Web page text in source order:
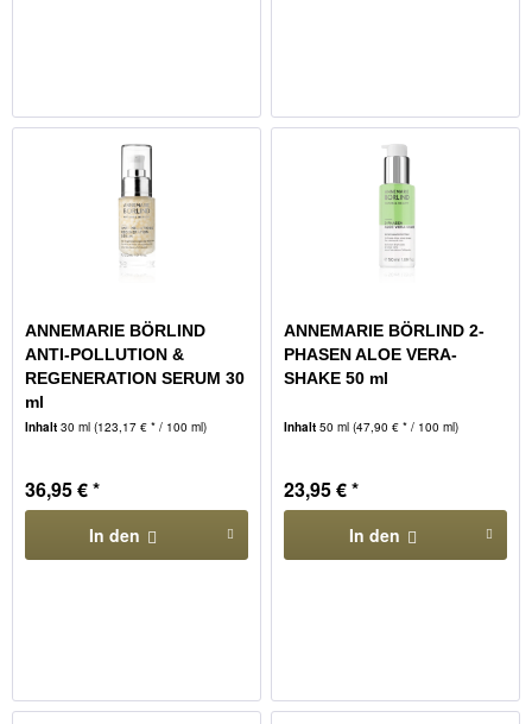
ANNEMARIE BÖRLIND
ANTI-POLLUTION &
REGENERATION SERUM 30
ml
Inhalt30 ml(123,17 € * / 100 ml)
36,95 € *
In den
ANNEMARIE BÖRLIND 2-
PHASEN ALOE VERA-
SHAKE 50 ml
Inhalt50 ml(47,90 € * / 100 ml)
23,95 € *
In den